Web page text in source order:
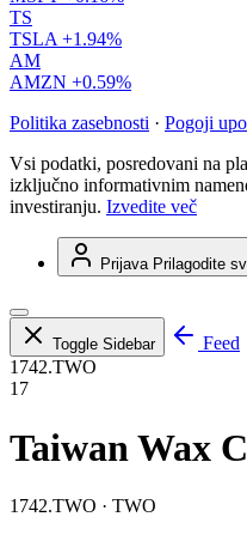
TS
TSLA +1.94%
AM
AMZN +0.59%
Politika zasebnosti · Pogoji
Vsi podatki, posredovani na
izključno informativnim
investiranju. Izvedite več
Prijava Prilagodite
Toggle Sidebar
Feed
1742.TWO
17
Taiwan Wax
1742.TWO · TWO